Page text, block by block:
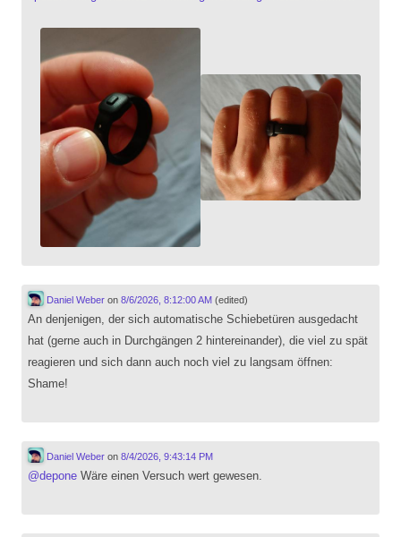
Daniel Weberon 8/6/2026, 8:12:00 AM (edited)
An denjenigen, der sich automatische Schiebetüren ausgedacht
hat (gerne auch in Durchgängen 2 hintereinander), die viel zu spät
reagieren und sich dann auch noch viel zu langsam öffnen:
Shame!
Daniel Weberon 8/4/2026, 9:43:14 PM
@depone Wäre einen Versuch wert gewesen.